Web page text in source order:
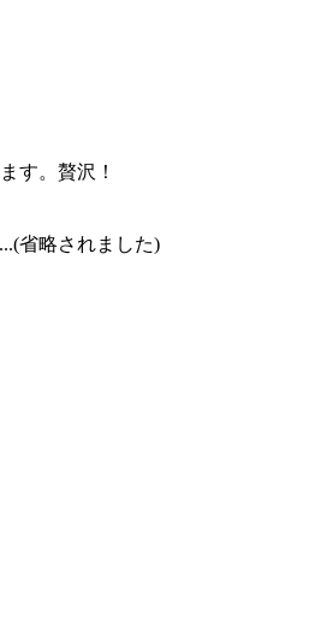
す。贅沢！
省略されました)